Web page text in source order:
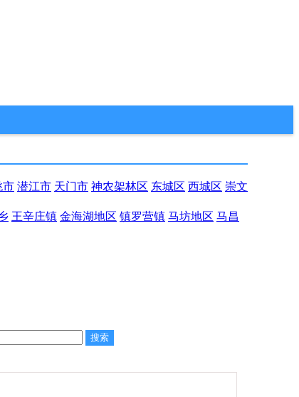
市 潜江市 天门市 神农架林区 东城区 西城区 崇文
王辛庄镇 金海湖地区 镇罗营镇 马坊地区 马昌